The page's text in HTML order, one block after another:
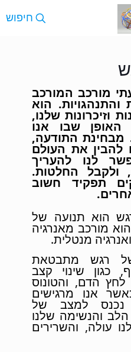
מורכב המורכב
הוא
וזיכרונות שלנו,
האופן שבו אנו
מבחינת התודעה,
להבין את העולם
לנו להעריך
ולקבל החלטות.
תפקיד חשוב
הוא תנועה של
מורכב מאנרגיה
מנטלית.
של רגש מתבטאת
כגון שינוי קצב
הדם, והטונוס
אנו מרגישים
נכנס למצב של
והנשימה שלנו
עולה, והשרירים